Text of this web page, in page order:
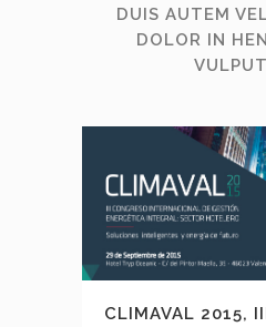
DUIS AUTEM
DOLOR IN
CLIMAVAL 2015,